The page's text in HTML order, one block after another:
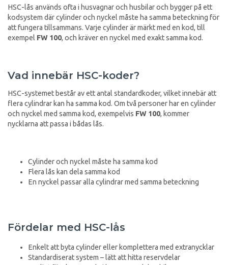
HSC-lås används ofta i husvagnar och husbilar och bygger på ett
kodsystem där cylinder och nyckel måste ha samma beteckning för
att fungera tillsammans. Varje cylinder är märkt med en kod, till
exempel FW 100, och kräver en nyckel med exakt samma kod.
Vad innebär HSC-koder?
HSC-systemet består av ett antal standardkoder, vilket innebär att
flera cylindrar kan ha samma kod. Om två personer har en cylinder
och nyckel med samma kod, exempelvis FW 100, kommer
nycklarna att passa i bådas lås.
Cylinder och nyckel måste ha samma kod
Flera lås kan dela samma kod
En nyckel passar alla cylindrar med samma beteckning
Fördelar med HSC-lås
Enkelt att byta cylinder eller komplettera med extranycklar
Standardiserat system – lätt att hitta reservdelar